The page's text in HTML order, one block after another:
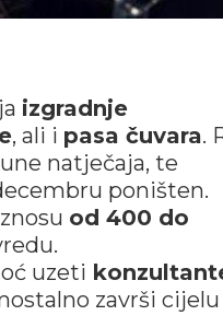
izgradnje
, ali i pasa čuvara.
natječaja, te
poništen.
od 400 do
uzeti
završi cijelu